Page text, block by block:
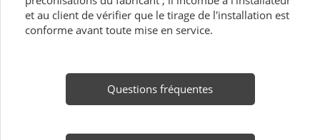
et au client de vérifier que le tirage de l'installation est
conforme avant toute mise en service.
Questions fréquentes